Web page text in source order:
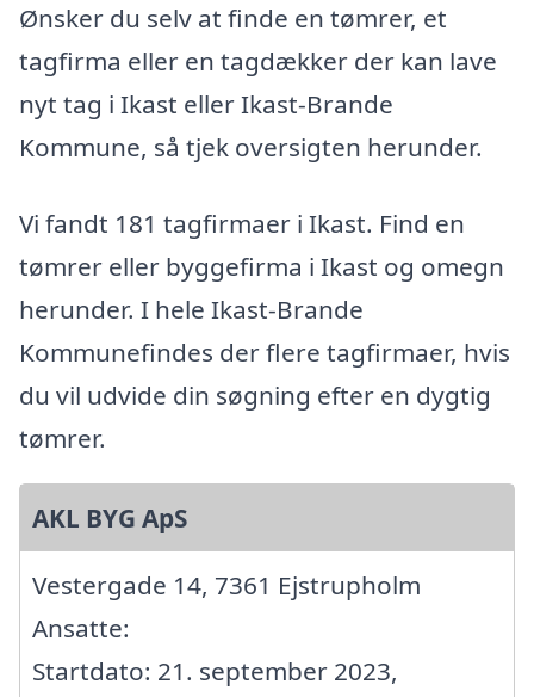
Ønsker du selv at finde en tømrer, et
tagfirma eller en tagdækker der kan lave
nyt tag i Ikast eller Ikast-Brande
Kommune, så tjek oversigten herunder.
Vi fandt 181 tagfirmaer i Ikast. Find en
tømrer eller byggefirma i Ikast og omegn
herunder. I hele Ikast-Brande
Kommunefindes der flere tagfirmaer, hvis
du vil udvide din søgning efter en dygtig
tømrer.
AKL BYG ApS
Vestergade 14, 7361 Ejstrupholm
Ansatte:
Startdato: 21. september 2023,